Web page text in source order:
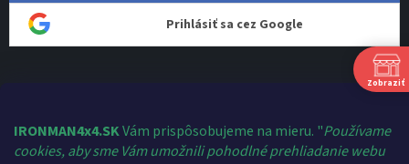
IRONMAN4x4.SKVám prispôsobujeme na mieru. "Používame
cookies, aby sme Vám umožnili pohodlné prehliadanie webu
Prihlásiť sa cez Google
shop@ironman4x4.sk
+421 910 124 459
Zobraziť